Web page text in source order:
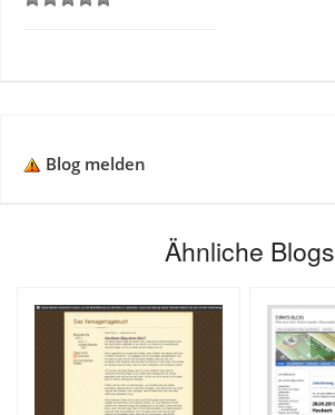
Blog melden
Ähnliche Blogs